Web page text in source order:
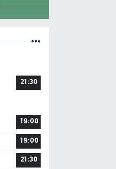
21:30
19:00
19:00
21:30